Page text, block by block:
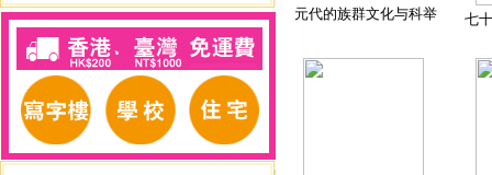
元代的族群文化与科举 七